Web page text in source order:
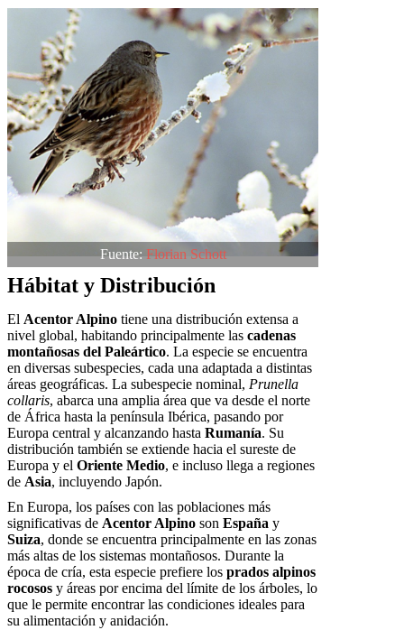
Fuente: Florian Schott
Hábitat y Distribución
El Acentor Alpino tiene una distribución extensa a
nivel global, habitando principalmente las cadenas
montañosas del Paleártico. La especie se encuentra
en diversas subespecies, cada una adaptada a distintas
áreas geográficas. La subespecie nominal, Prunella
collaris, abarca una amplia área que va desde el norte
de África hasta la península Ibérica, pasando por
Europa central y alcanzando hasta Rumanía. Su
distribución también se extiende hacia el sureste de
Europa y el Oriente Medio, e incluso llega a regiones
de Asia, incluyendo Japón.
En Europa, los países con las poblaciones más
significativas de Acentor Alpino son España y
Suiza, donde se encuentra principalmente en las zonas
más altas de los sistemas montañosos. Durante la
época de cría, esta especie prefiere los prados alpinos
rocosos y áreas por encima del límite de los árboles, lo
que le permite encontrar las condiciones ideales para
su alimentación y anidación.